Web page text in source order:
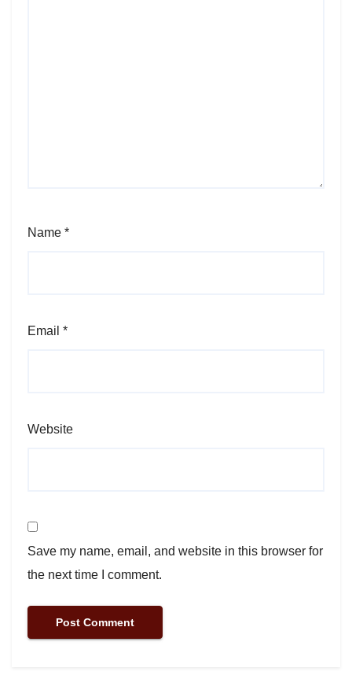
Name *
Email *
Website
Save my name, email, and website in this browser for
the next time I comment.